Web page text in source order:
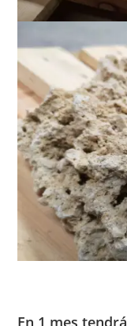
En 1 mes